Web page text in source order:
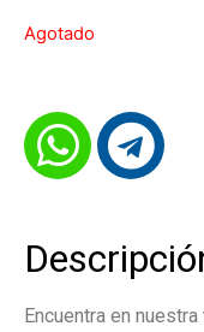
Agotado
Encuentra en